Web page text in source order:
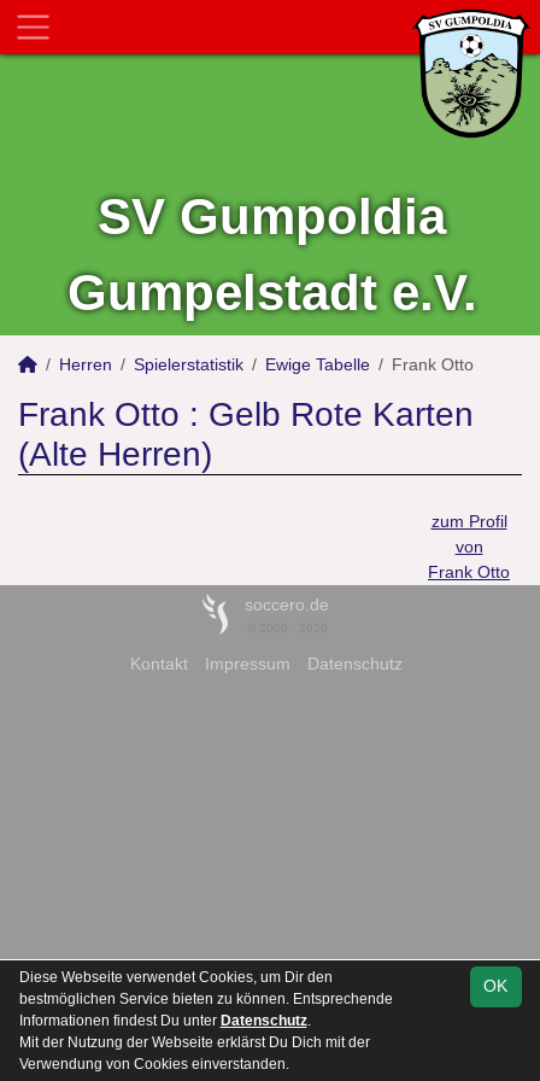
SV Gumpoldia
Gumpelstadt e.V.
Herren Spielerstatistik Ewige Tabelle Frank Otto
Frank Otto : Gelb Rote Karten
(Alte Herren)
zum Profil
von
Frank Otto
soccero.de
Kontakt Impressum Datenschutz
OK
Diese Webseite verwendet Cookies, um Dir den
bestmöglichen Service bieten zu können. Entsprechende
Informationen findest Du unter Datenschutz.
Mit der Nutzung der Webseite erklärst Du Dich mit der
Verwendung von Cookies einverstanden.